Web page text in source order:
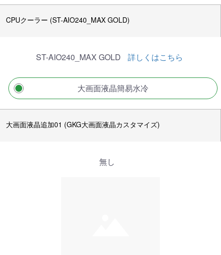
CPUクーラー (ST-AIO240_MAX GOLD)
ST-AIO240_MAX GOLD 詳しくはこちら
大画面液晶簡易水冷
大画面液晶追加01 (GKG大画面液晶カスタマイズ)
無し